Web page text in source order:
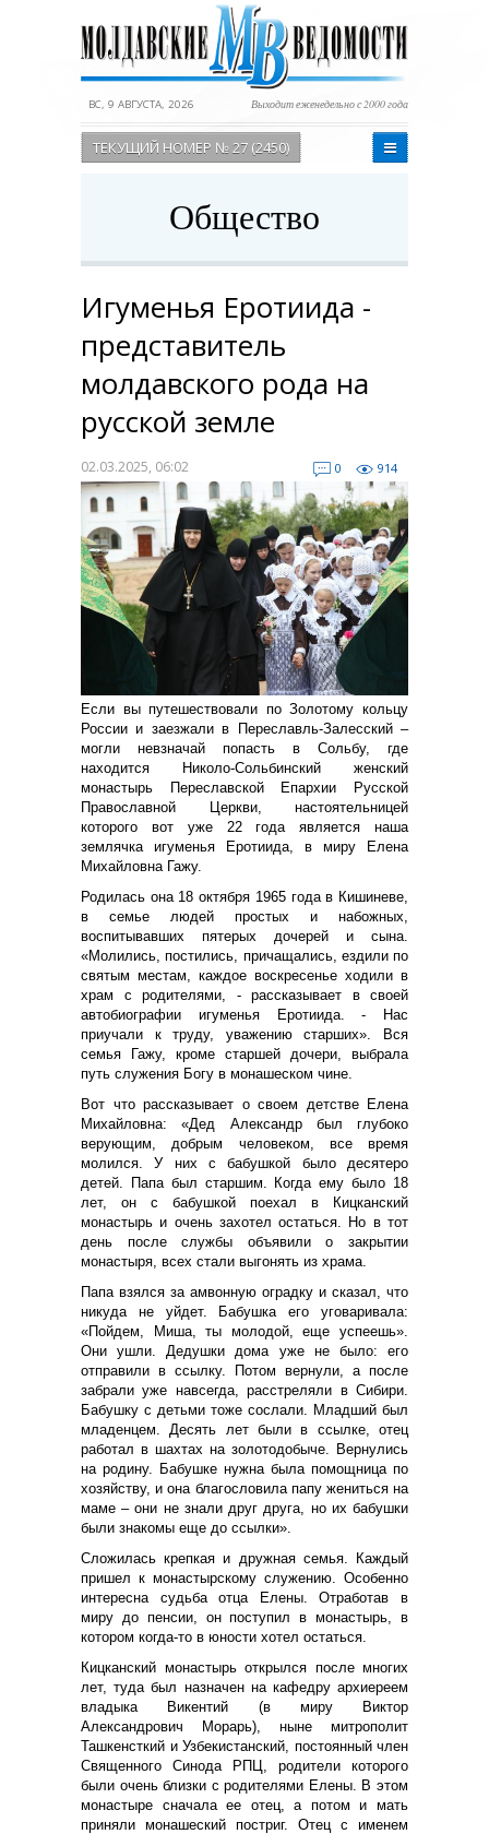
ВС, 9 АВГУСТА, 2026 Выходит еженедельно с 2000 года
ТЕКУЩИЙ НОМЕР № 27 (2450)
Общество
Игуменья Еротиида -
представитель
молдавского рода на
русской земле
02.03.2025, 06:02 0 914
Если вы путешествовали по Золотому кольцу
России и заезжали в Переславль-Залесский –
могли невзначай попасть в Сольбу, где
находится Николо-Сольбинский женский
монастырь Переславской Епархии Русской
Православной Церкви, настоятельницей
которого вот уже 22 года является наша
землячка игуменья Еротиида, в миру Елена
Михайловна Гажу.
Родилась она 18 октября 1965 года в Кишиневе,
в семье людей простых и набожных,
воспитывавших пятерых дочерей и сына.
«Молились, постились, причащались, ездили по
святым местам, каждое воскресенье ходили в
храм с родителями, - рассказывает в своей
автобиографии игуменья Еротиида. - Нас
приучали к труду, уважению старших». Вся
семья Гажу, кроме старшей дочери, выбрала
путь служения Богу в монашеском чине.
Вот что рассказывает о своем детстве Елена
Михайловна: «Дед Александр был глубоко
верующим, добрым человеком, все время
молился. У них с бабушкой было десятеро
детей. Папа был старшим. Когда ему было 18
лет, он с бабушкой поехал в Кицканский
монастырь и очень захотел остаться. Но в тот
день после службы объявили о закрытии
монастыря, всех стали выгонять из храма.
Папа взялся за амвонную оградку и сказал, что
никуда не уйдет. Бабушка его уговаривала:
«Пойдем, Миша, ты молодой, еще успеешь».
Они ушли. Дедушки дома уже не было: его
отправили в ссылку. Потом вернули, а после
забрали уже навсегда, расстреляли в Сибири.
Бабушку с детьми тоже сослали. Младший был
младенцем. Десять лет были в ссылке, отец
работал в шахтах на золотодобыче. Вернулись
на родину. Бабушке нужна была помощница по
хозяйству, и она благословила папу жениться на
маме – они не знали друг друга, но их бабушки
были знакомы еще до ссылки».
Сложилась крепкая и дружная семья. Каждый
пришел к монастырскому служению. Особенно
интересна судьба отца Елены. Отработав в
миру до пенсии, он поступил в монастырь, в
котором когда-то в юности хотел остаться.
Кицканский монастырь открылся после многих
лет, туда был назначен на кафедру архиереем
владыка Викентий (в миру Виктор
Александрович Морарь), ныне митрополит
Ташкенсткий и Узбекистанский, постоянный член
Священного Синода РПЦ, родители которого
были очень близки с родителями Елены. В этом
монастыре сначала ее отец, а потом и мать
приняли монашеский постриг. Отец с именем